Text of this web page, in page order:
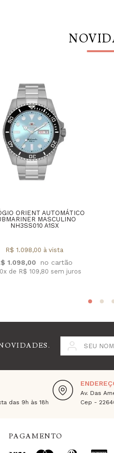
ORIENT AUTOMÁTICO
MASCULINO
NH3SS010 A1SX
1.098,00
R$ 1.098,00 à vista
de R$ 109,80 sem juros
SEU
das 9h às 18h
Av. Das
Cep -
PAGAMENTO